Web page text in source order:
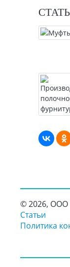
©2026, ООО
Статьи
Политика